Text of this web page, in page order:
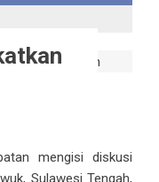
mengisi diskusi
Sulawesi Tengah,